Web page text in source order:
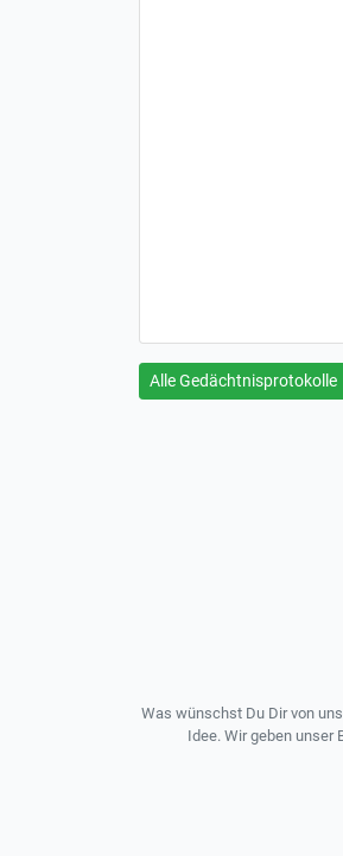
Alle Gedächtnisprotokolle
Was wünschst Du Dir von
Idee. Wir geben unser